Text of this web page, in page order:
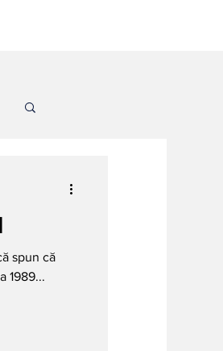
1989...